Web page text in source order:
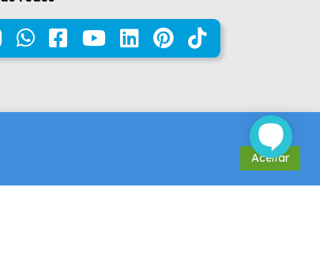
Design e Desenvolvimento porDROOPI
Aceitar